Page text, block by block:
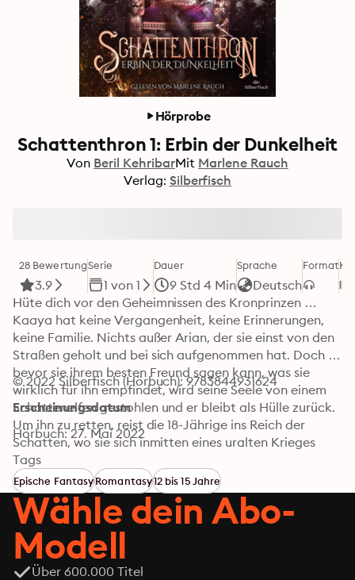
Hörprobe
Schattenthron 1: Erbin der Dunkelheit
Von Beril KehribarMit Marlene Rauch
Verlag: Silberfisch
28 Bewertung
3.9
Serie
1 von 1
Dauer
9 Std 4 Min
Sprache
Deutsch
Format
Hüte dich vor den Geheimnissen des Kronprinzen …
Kaaya hat keine Vergangenheit, keine Erinnerungen,
keine Familie. Nichts außer Arian, der sie einst von den
Straßen geholt und bei sich aufgenommen hat. Doch
bevor sie ihrem besten Freund sagen kann, was sie
wirklich für ihn empfindet, wird seine Seele von einem
Schattenelfen gestohlen und er bleibt als Hülle zurück.
Um ihn zu retten, reist die 18-Jährige ins Reich der
Schatten, wo sie sich inmitten eines uralten Krieges
wiederfindet. Das, was Kaaya dort über sich erfährt,
bringt alles ins Wanken, an das sie bisher geglaubt hat.
Sie muss erkennen, dass sie niemandem mehr vertrauen
kann, nicht einmal sich selbst und ihren eigenen
Gefühlen – gerade wenn es um den mysteriösen
Kronprinzen Ilias geht, der seine ganz persönliche
Mission verfolgt …
© 2022 Silberfisch (Hörbuch): 9783844931624
Erscheinungsdatum
Hörbuch: 27. Mai 2022
Tags
Epische FantasyRomantasy12 bis 15 Jahre
Wähle dein Abo-
Modell
Über 600.000 Titel